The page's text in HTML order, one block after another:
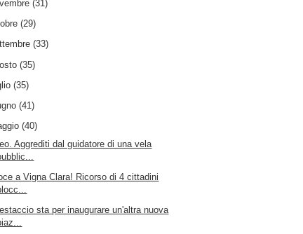
(31)
(29)
(33)
(35)
(35)
(41)
(40)
Aggrediti dal guidatore di una vela
a Vigna Clara! Ricorso di 4 cittadini
sta per inaugurare un'altra nuova